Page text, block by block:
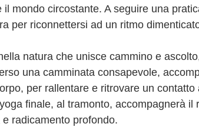
mondo circostante. A seguire una
per riconnettersi ad un ritmo
natura che unisce cammino e
una camminata consapevole,
per rallentare e ritrovare un
finale, al tramonto, accompagnerà il
radicamento profondo.